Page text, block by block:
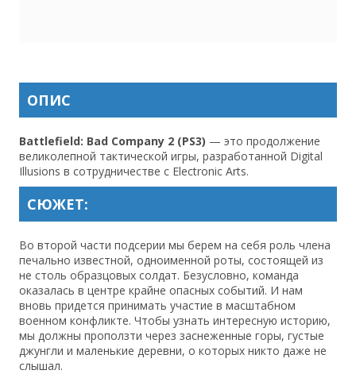
ОПИС
Battlefield: Bad Company 2 (PS3) — это продолжение
великолепной тактической игры, разработанной Digital
Illusions в сотрудничестве с Electronic Arts.
СЮЖЕТ:
Во второй части подсерии мы берем на себя роль члена
печально известной, одноименной роты, состоящей из
не столь образцовых солдат. Безусловно, команда
оказалась в центре крайне опасных событий. И нам
вновь придется принимать участие в масштабном
военном конфликте. Чтобы узнать интересную историю,
мы должны проползти через заснеженные горы, густые
джунгли и маленькие деревни, о которых никто даже не
слышал.